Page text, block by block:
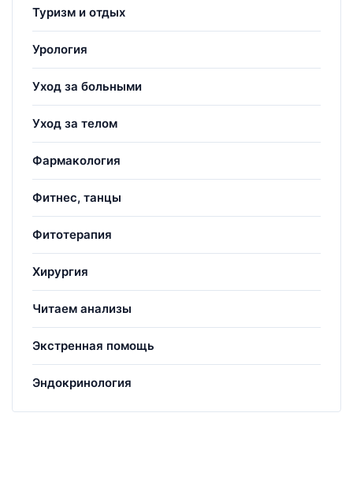
Туризм и отдых
Урология
Уход за больными
Уход за телом
Фармакология
Фитнес, танцы
Фитотерапия
Хирургия
Читаем анализы
Экстренная помощь
Эндокринология